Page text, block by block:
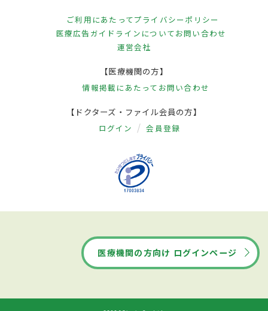
ご利用にあたってプライバシーポリシー
医療広告ガイドラインについてお問い合わせ
運営会社
【医療機関の方】
情報掲載にあたって お問い合わせ
【ドクターズ・ファイル会員の方】
ログイン 会員登録
医療機関の方向け ログインページ